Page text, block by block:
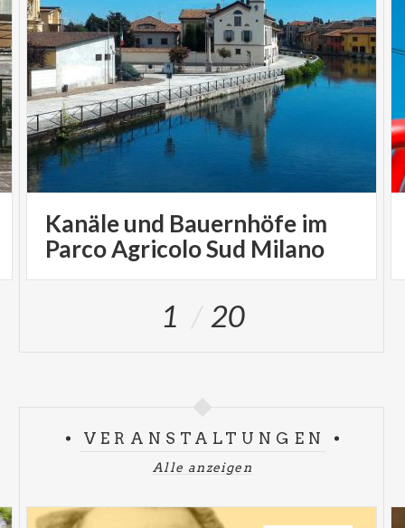
Kanäle und Bauernhöfe im
Parco Agricolo Sud Milano
1 20
VERANSTALTUNGEN
Alle anzeigen